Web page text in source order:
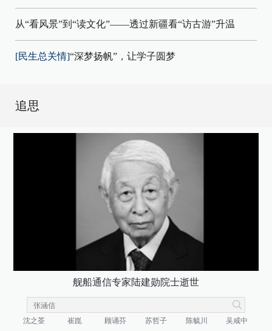
从“看风景”到“读文化”——透过新疆看“访古游”升温
[民生总关情]“深梦扬帆”，让学子圆梦
追思
舰船通信专家陆建勋院士逝世
沈之荃 崔崑 顾诵芬 苏哲子 陈毓川
吴咸中